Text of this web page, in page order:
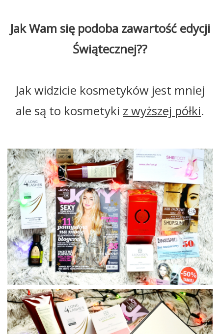
Jak Wam się podoba zawartość edycji
Świątecznej??
Jak widzicie kosmetyków jest mniej
ale są to kosmetyki z wyższej półki.